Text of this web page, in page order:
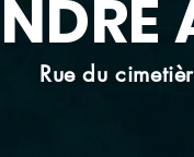
Rue du